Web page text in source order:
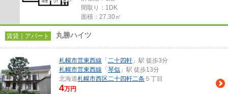
間取り：1DK
面積：27.30㎡
賃貸｜アパート 丸勝ハイツ
札幌市営東西線 「 二十四軒 」駅 徒歩3分
札幌市営東西線 「 琴似 」駅 徒歩13分
北海道札幌市西区二十四軒二条 ５丁目
4万円